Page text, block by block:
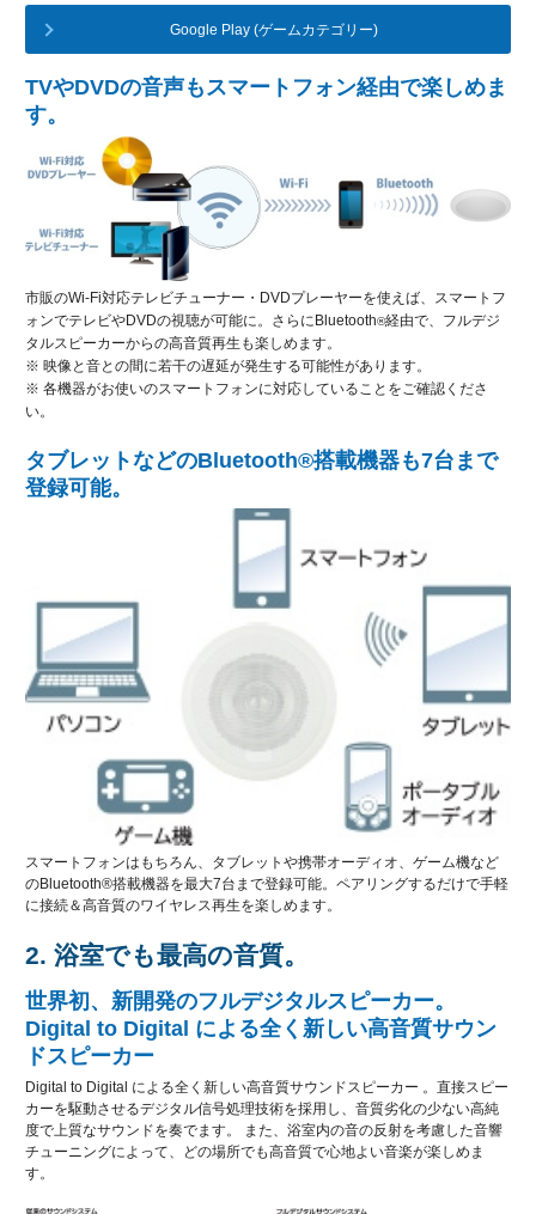
Google Play (ゲームカテゴリー)
TVやDVDの音声もスマートフォン経由で楽しめま
す。
市販のWi-Fi対応テレビチューナー・DVDプレーヤーを使えば、スマートフ
ォンでテレビやDVDの視聴が可能に。さらにBluetooth®経由で、フルデジ
タルスピーカーからの高音質再生も楽しめます。
※ 映像と音との間に若干の遅延が発生する可能性があります。
※ 各機器がお使いのスマートフォンに対応していることをご確認くださ
い。
タブレットなどのBluetooth®搭載機器も7台まで
登録可能。
スマートフォンはもちろん、タブレットや携帯オーディオ、ゲーム機など
のBluetooth®搭載機器を最大7台まで登録可能。ペアリングするだけで手軽
に接続＆高音質のワイヤレス再生を楽しめます。
2. 浴室でも最高の音質。
世界初、新開発のフルデジタルスピーカー。
Digital to Digital による全く新しい高音質サウン
ドスピーカー
Digital to Digital による全く新しい高音質サウンドスピーカー 。直接スピー
カーを駆動させるデジタル信号処理技術を採用し、音質劣化の少ない高純
度で上質なサウンドを奏でます。 また、浴室内の音の反射を考慮した音響
チューニングによって、どの場所でも高音質で心地よい音楽が楽しめま
す。